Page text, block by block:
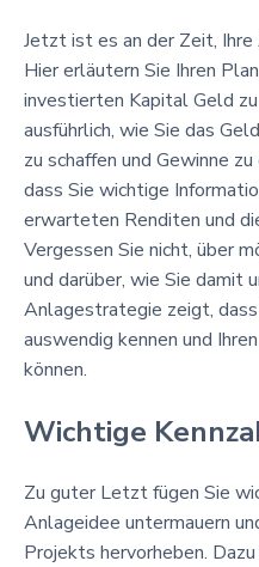
Jetzt ist es an der Zeit,
Hier erläutern Sie Ihren
investierten Kapital Geld
ausführlich, wie Sie das
zu schaffen und Gewinne
dass Sie wichtige
erwarteten Renditen und
Vergessen Sie nicht, über
und darüber, wie Sie damit
Anlagestrategie zeigt,
auswendig kennen und
können.
Wichtige
Zu guter Letzt fügen Sie
Anlageidee untermauern
Projekts hervorheben.